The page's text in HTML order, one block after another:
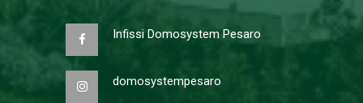
Infissi Domosystem Pesaro
domosystempesaro